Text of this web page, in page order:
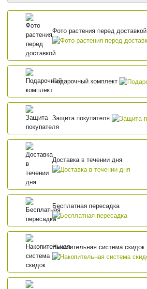
Фото растения перед доставкой
Подарочный комплект
Защита покупателя
Доставка в течении дня
Бесплатная пересадка
Накопительная система скидок